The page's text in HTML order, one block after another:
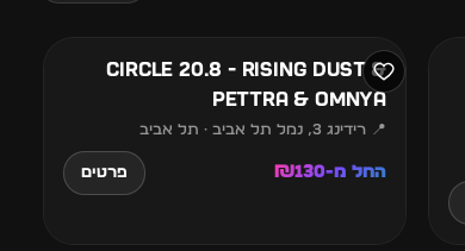
CIRCLE 20.8 - RISING DUST &
PETTRA & OMNYA
📍 רידינג 3, נמל תל אביב · תל אביב
החל מ-₪130 פרטים